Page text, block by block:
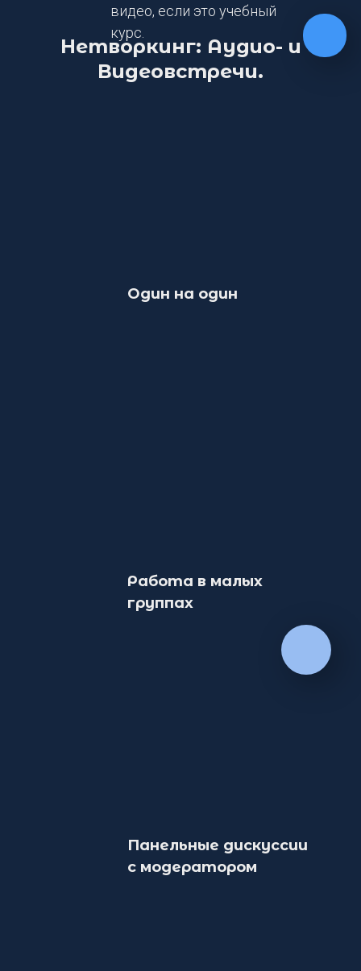
видео, если это учебный
курс.
Нетворкинг: Аудио- и
Видеовстречи.
Панельные дискуссии
с модератором
Работа в малых
группах
Один на один